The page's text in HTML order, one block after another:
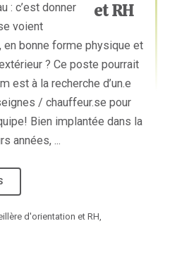
: c’est donner
voient
en bonne forme physique et
? Ce poste pourrait
est à la recherche d’un.e
/ chauffeur.se pour
Bien implantée dans la
années, ...
d'orientation et RH,